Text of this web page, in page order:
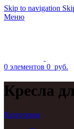
Skip to navigation
Меню
0 элементов 0 руб.
Кресла
Категории